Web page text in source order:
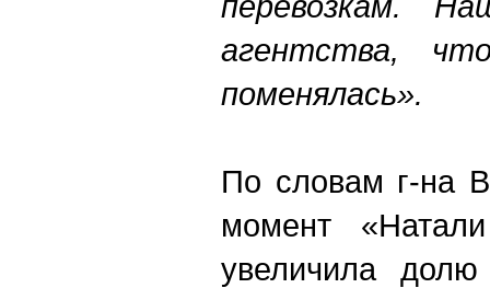
агентства,
поменялась».
По словам г-на
момент
увеличила